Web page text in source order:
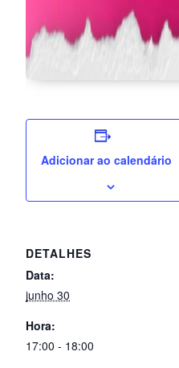
Adicionar ao calendário
DETALHES
Data:
junho 30
Hora:
17:00 - 18:00